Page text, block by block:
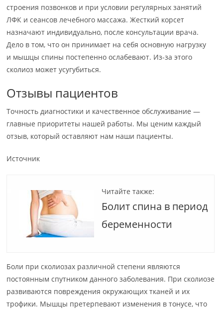
строения позвонков и при условии регулярных занятий
ЛФК и сеансов лечебного массажа. Жесткий корсет
назначают индивидуально, после консультации врача.
Дело в том, что он принимает на себя основную нагрузку
и мышцы спины постепенно ослабевают. Из-за этого
сколиоз может усугубиться.
Отзывы пациентов
Точность диагностики и качественное обслуживание —
главные приоритеты нашей работы. Мы ценим каждый
отзыв, который оставляют нам наши пациенты.
Источник
Читайте также:
Болит спина в период
беременности
Боли при сколиозах различной степени являются
постоянным спутником данного заболевания. При сколиозе
развиваются повреждения окружающих тканей и их
трофики. Мышцы претерпевают изменения в тонусе, что